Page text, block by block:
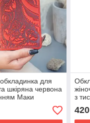
для
шкіряна червона
Маки
з
420